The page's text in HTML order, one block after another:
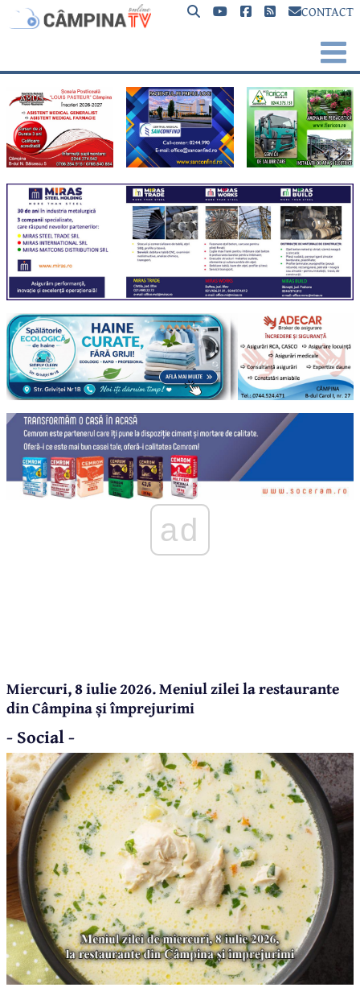
CONTACT
ad
Miercuri, 8 iulie 2026. Meniul zilei la restaurante
din Câmpina și împrejurimi
- Social -